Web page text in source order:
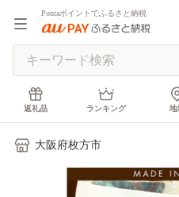
Pontaポイントでふるさと納税
返礼品 ランキング 地
大阪府枚方市